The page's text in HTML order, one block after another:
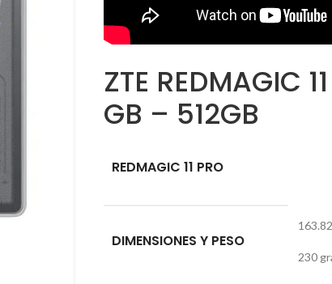
ZTE REDMAGIC
GB – 512GB
REDMAGIC 11 PRO
DIMENSIONES Y PESO
230